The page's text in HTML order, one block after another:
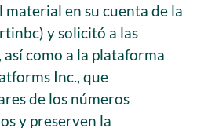
en su cuenta de la
y solicitó a las
como a la plataforma
Inc., que
de los números
y preserven la